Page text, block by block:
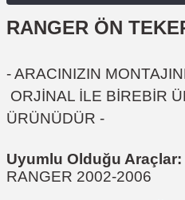
RANGER ÖN
- ARACINIZIN
ORJİNAL İLE BİREBİR
ÜRÜNÜDÜR -
Uyumlu Olduğu Araçlar:
RANGER 2002-2006